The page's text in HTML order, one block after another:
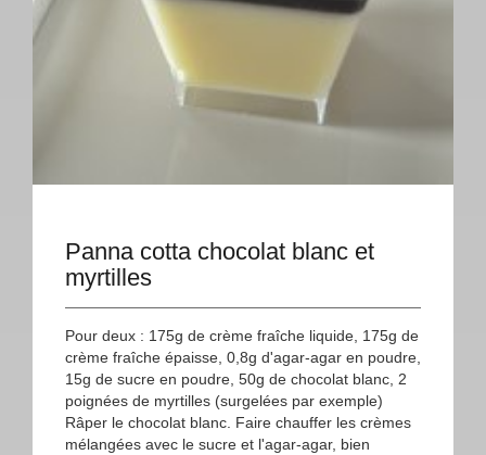
Panna cotta chocolat blanc et
myrtilles
Pour deux : 175g de crème fraîche liquide, 175g de
crème fraîche épaisse, 0,8g d'agar-agar en poudre,
15g de sucre en poudre, 50g de chocolat blanc, 2
poignées de myrtilles (surgelées par exemple)
Râper le chocolat blanc. Faire chauffer les crèmes
mélangées avec le sucre et l'agar-agar, bien